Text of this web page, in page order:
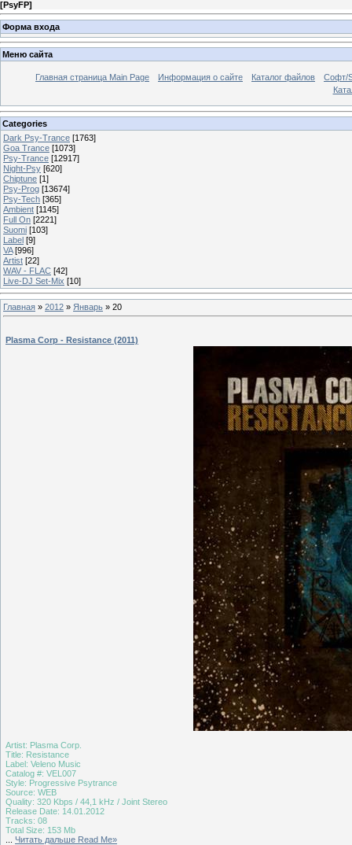
[PsyFP]
Форма входа
Меню сайта
Главная страница Main Page Информация о сайте Каталог файлов
Софт/
Categories
Dark Psy-Trance [1763]
Goa Trance [1073]
Psy-Trance [12917]
Night-Psy [620]
Chiptune [1]
Psy-Prog [13674]
Psy-Tech [365]
Ambient [1145]
Full On [2221]
Suomi [103]
Label [9]
VA [996]
Artist [22]
WAV - FLAC [42]
Live-DJ Set-Mix [10]
Главная » 2012 » Январь » 20
Plasma Corp - Resistance (2011)
Artist: Plasma Corp.
Title: Resistance
Label: Veleno Music
Catalog #: VEL007
Style: Progressive Psytrance
Source: WEB
Quality: 320 Kbps / 44,1 kHz / Joint Stereo
Release Date: 14.01.2012
Tracks: 08
Total Size: 153 Mb
Читать дальше Read Me»